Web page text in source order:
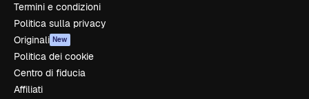
Termini e condizioni
Politica sulla privacy
Originali New
Politica dei cookie
Centro di fiducia
Affiliati